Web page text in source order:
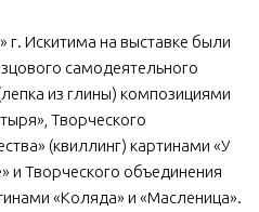
г. Искитима на выставке были
самодеятельного
из глины) композициями
Творческого
(квиллинг) картинами «У
и Творческого объединения
«Коляда» и «Масленица».